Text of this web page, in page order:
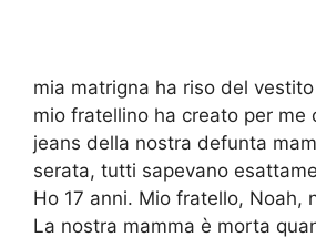
mia matrigna ha riso del
mio fratellino ha creato per me
jeans della nostra defunta
serata, tutti sapevano
Ho 17 anni. Mio fratello, Noah,
La nostra mamma è morta